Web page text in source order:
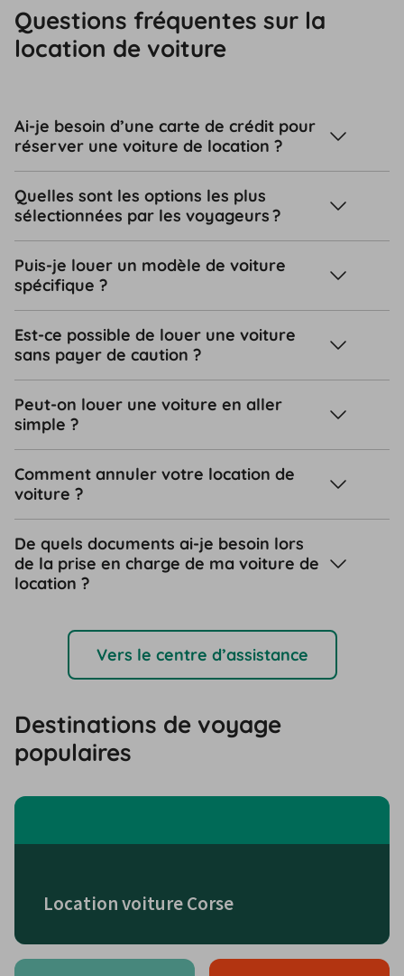
Questions fréquentes sur la
location de voiture
Ai-je besoin d’une carte de crédit pour
réserver une voiture de location ?
Quelles sont les options les plus
sélectionnées par les voyageurs ?
Puis-je louer un modèle de voiture
spécifique ?
Est-ce possible de louer une voiture
sans payer de caution ?
Peut-on louer une voiture en aller
simple ?
Comment annuler votre location de
voiture ?
De quels documents ai-je besoin lors
de la prise en charge de ma voiture de
location ?
Vers le centre d’assistance
Destinations de voyage
populaires
Location voiture Corse